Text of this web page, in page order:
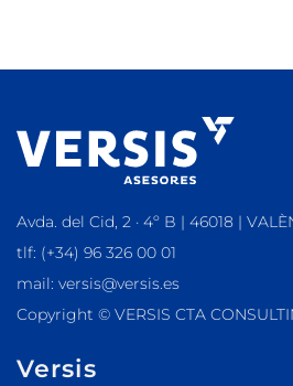
Avda. del Cid, 2 · 4º B | 46018 |
tlf: (+34) 96 326 00 01
mail: versis@versis.es
Copyright © VERSIS CTA
Versis